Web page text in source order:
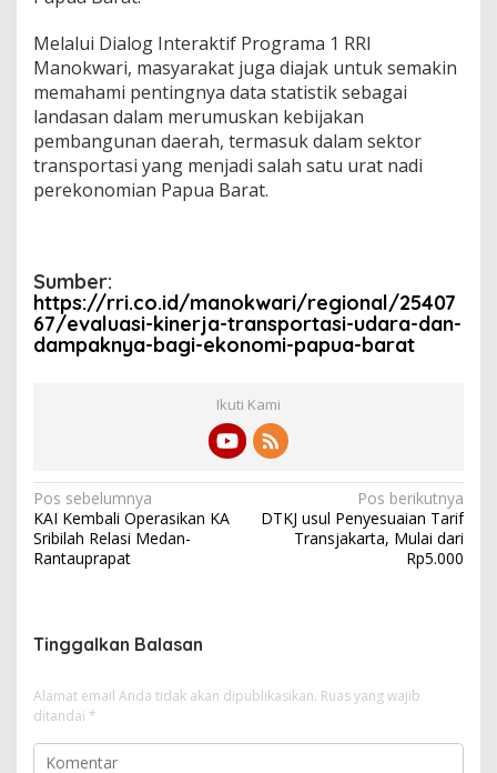
Melalui Dialog Interaktif Programa 1 RRI
Manokwari, masyarakat juga diajak untuk semakin
memahami pentingnya data statistik sebagai
landasan dalam merumuskan kebijakan
pembangunan daerah, termasuk dalam sektor
transportasi yang menjadi salah satu urat nadi
perekonomian Papua Barat.
Sumber:
https://rri.co.id/manokwari/regional/25407
67/evaluasi-kinerja-transportasi-udara-dan-
dampaknya-bagi-ekonomi-papua-barat
Ikuti Kami
N
a
v
g
a
s
i
p
Pos sebelumnya
KAI Kembali Operasikan KA
Sribilah Relasi Medan-
Rantauprapat
Pos berikutnya
DTKJ usul Penyesuaian Tarif
Transjakarta, Mulai dari
Rp5.000
Tinggalkan Balasan
Alamat email Anda tidak akan dipublikasikan. Ruas yang wajib
ditandai *